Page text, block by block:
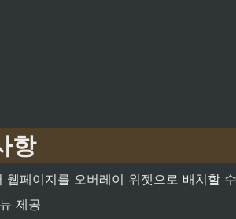
항
웹페이지를 오버레이 위젯으로 배치할
제공